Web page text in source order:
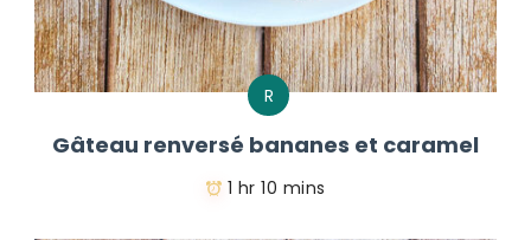
R
Gâteau renversé bananes et caramel
1 hr 10 mins